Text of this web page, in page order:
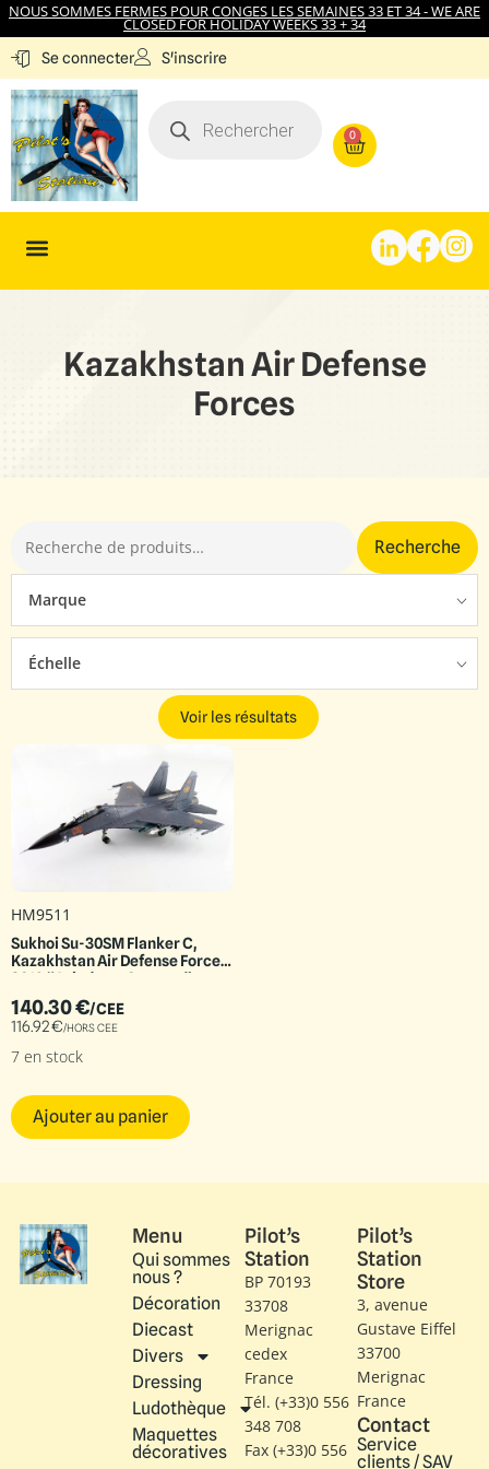
NOUS SOMMES FERMES POUR CONGES LES SEMAINES 33 ET 34 - WE ARE
CLOSED FOR HOLIDAY WEEKS 33 + 34
Se connecter S'inscrire
0
Kazakhstan Air Defense
Forces
Recherche
Marque
Échelle
Voir les résultats
HM9511
Sukhoi Su-30SM Flanker C,
Kazakhstan Air Defense Forces
2019 “Aviadarts Contest”
140.30€/CEE
116.92€/HORS CEE
7 en stock
Ajouter au panier
Menu
Qui sommes
nous ?
Décoration
Diecast
Divers
Dressing
Ludothèque
Maquettes
décoratives
Pilot’s
Station
BP 70193
33708
Merignac
cedex
France
Tél. (+33)0 556
348 708
Fax (+33)0 556
Pilot’s
Station
Store
3, avenue
Gustave Eiffel​
33700
Merignac
France
Contact
Service
clients / SAV